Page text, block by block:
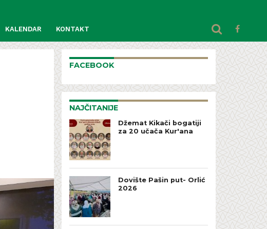
KALENDAR KONTAKT
FACEBOOK
NAJČITANIJE
Džemat Kikači bogatiji
za 20 učača Kur'ana
Dovište Pašin put- Orlić
2026